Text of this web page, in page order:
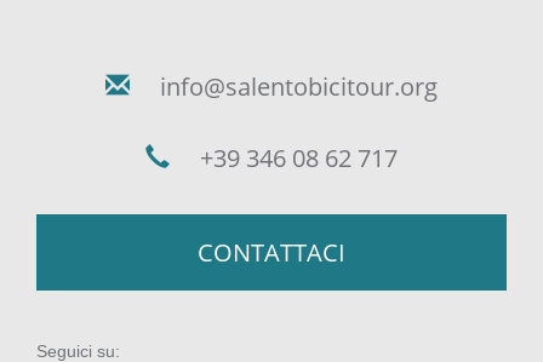
info@salentobicitour.org
+39 346 08 62 717
CONTATTACI
Seguici su: